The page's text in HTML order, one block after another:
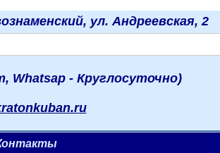
ул. Андреевская, 2
Whatsap - Круглосуточно)